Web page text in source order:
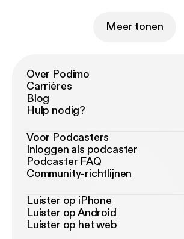
Meer tonen
Over Podimo
Carrières
Blog
Hulp nodig?
Voor Podcasters
Inloggen als podcaster
Podcaster FAQ
Community-richtlijnen
Luister op iPhone
Luister op Android
Luister op het web